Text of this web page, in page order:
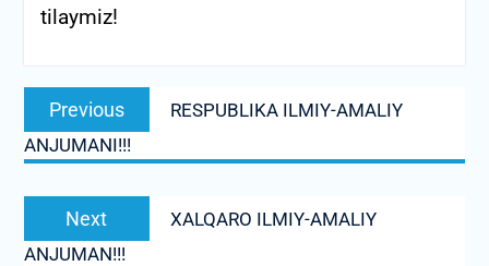
tilaymiz!
Post
menyusi
Previous
post:
RESPUBLIKA ILMIY-AMALIY
ANJUMANI!!!
Next
post:
XALQARO ILMIY-AMALIY
ANJUMAN!!!